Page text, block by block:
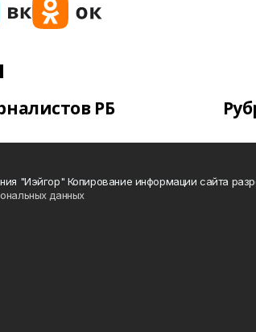
РБ
"Иэйгор" Копирование информации сайта
данных